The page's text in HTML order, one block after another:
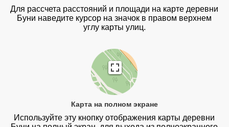
Для рассчета расстояний и площади на карте деревни
Буни наведите курсор на значок в правом верхнем
углу карты улиц.
Карта на полном экране
Используйте эту кнопку отображения карты деревни